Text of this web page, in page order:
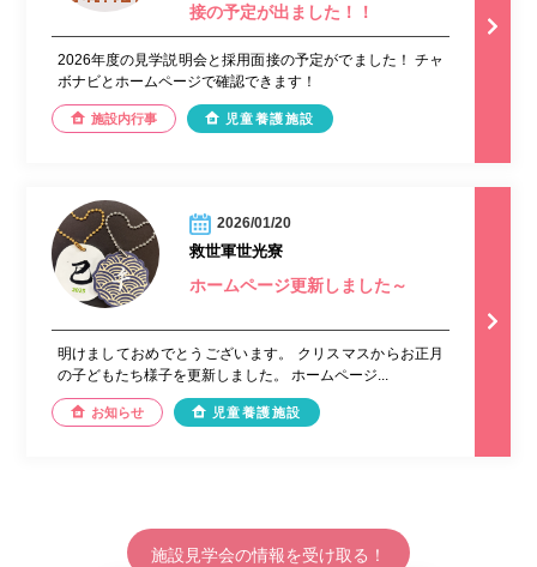
接の予定が出ました！！
2026年度の見学説明会と採用面接の予定がでました！ チャ
ボナビとホームページで確認できます！
施設内行事 児童養護施設
2026/01/20
救世軍世光寮
ホームページ更新しました～
明けましておめでとうございます。 クリスマスからお正月
の子どもたち様子を更新しました。 ホームページ...
お知らせ 児童養護施設
施設見学会の情報を受け取る！